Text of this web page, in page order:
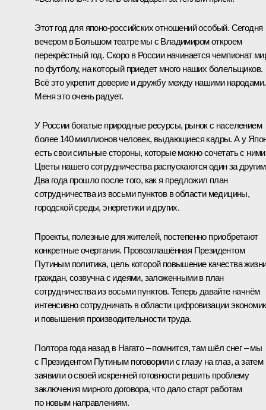
Этот год для японо-российских отношений особый. Сегодня
вечером в Большом театре мы с Владимиром откроем
перекрёстный год. Скоро в России начинается чемпионат
по футболу, на который приедет много наших болельщиков.
Всё это укрепит доверие и дружбу между нашими народами.
Меня это очень радует.
У России богатые природные ресурсы, рынок с населением
более 140 миллионов человек, выдающиеся кадры. А у
есть свои сильные стороны, которые можно сочетать с
Цветы нашего сотрудничества распускаются один за
Два года прошло после того, как я предложил план
сотрудничества из восьми пунктов в области медицины,
городской среды, энергетики и других.
Проекты, полезные для жителей, постепенно приобретают
конкретные очертания. Провозглашённая Президентом
Путиным политика, цель которой повышение качества
граждан, созвучна с идеями, заложенными в план
сотрудничества из восьми пунктов. Теперь давайте начнём
интенсивно сотрудничать в области цифровизации
и повышения производительности труда.
Полтора года назад в Нагато – помнится, там шёл снег – мы
с Президентом Путиным поговорили с глазу на глаз, а затем
заявили о своей искренней готовности решить проблему
заключения мирного договора, что дало старт работам
по новым направлениям.